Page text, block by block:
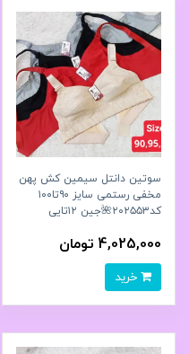
سوتین دانتل سیمین کش پهن
مخفی رستمی سایز ۹۰تا۱۰۰
کد۲۰۲۵۵۳🌺جین ۱۲تایی
4,025,000 تومان